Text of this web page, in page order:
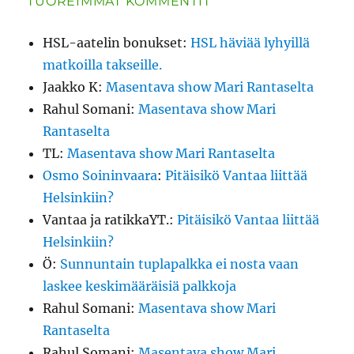
HSL-aatelin bonukset:HSL häviää lyhyillä
matkoilla takseille.
Jaakko K:Masentava show Mari Rantaselta
Rahul Somani:Masentava show Mari
Rantaselta
TL:Masentava show Mari Rantaselta
Osmo Soininvaara:Pitäisikö Vantaa liittää
Helsinkiin?
Vantaa ja ratikkaYT.:Pitäisikö Vantaa liittää
Helsinkiin?
Ö: Sunnuntain tuplapalkka ei nosta vaan
laskee keskimääräisiä palkkoja
Rahul Somani:Masentava show Mari
Rantaselta